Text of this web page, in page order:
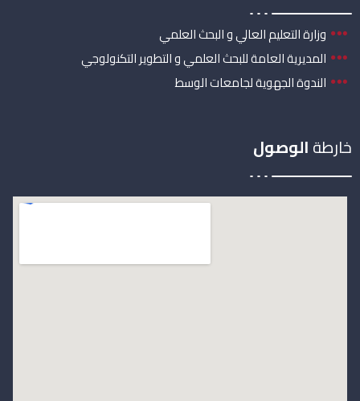
وزارة التعليم العالي و البحث العلمي
المديرية العامة للبحث العلمي و التطوير التكنولوجي
الندوة الجهوية لجامعات الوسط
خارطةالوصول